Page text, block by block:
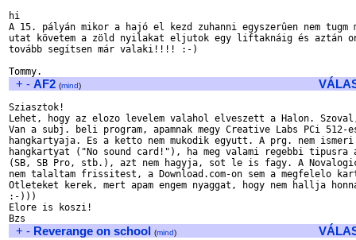
hi
A 15. pályán mikor a hajó el kezd zuhanni egyszerûen nem tugm
utat követem a zöld nyilakat eljutok egy liftaknáig és aztán
tovább segítsen már valaki!!!! :-)
+ - AF2 (mind)
Sziasztok!
Lehet, hogy az elozo levelem valahol elveszett a Halon.
Van a subj. beli program, apamnak megy Creative Labs PCi 512-
hangkartyaja. Es a ketto nem mukodik egyutt. A prg. nem
hangkartyat ("No sound card!"), ha meg valami regebbi tipusra
(SB, SB Pro, stb.), azt nem hagyja, sot le is fagy. A
nem talaltam frissitest, a Download.com-on sem a megfelelo
Otleteket kerek, mert apam engem nyaggat, hogy nem hallja
:-)))
Elore is koszi!
+ - Reverange on school (mind)